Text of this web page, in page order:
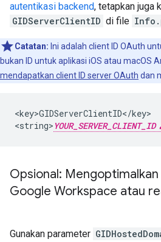
autentikasi backend, tetapkan juga
GIDServerClientID di file
Catatan: Ini adalah client ID OAuth
bukan ID untuk aplikasi iOS atau macOS
mendapatkan client ID server OAuth dan
<key>GIDServerClientID</key>
<string> YOUR_SERVER_CLIENT_ID
Opsional:
Google Workspace atau
Gunakan parameter